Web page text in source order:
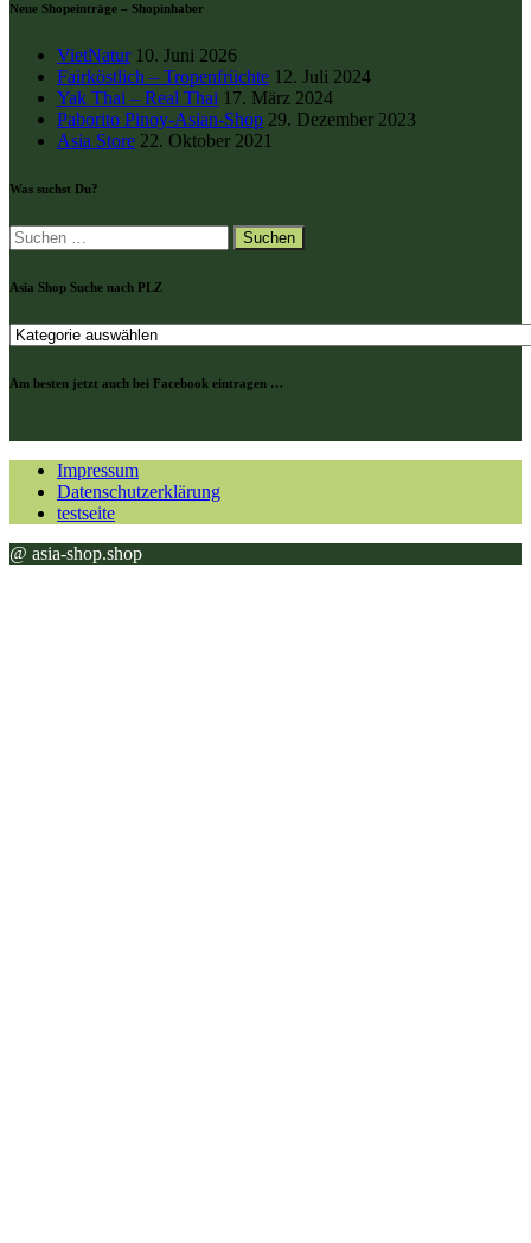
Neue Shopeinträge – Shopinhaber
VietNatur
Fairköstlich – Tropenfrüchte
Yak Thai – Real Thai
Paborito Pinoy-Asian-Shop
Asia Store
Was suchst Du?
Suchen
nach:
Asia Shop Suche nach PLZ
Asia
Suche
Am besten jetzt auch bei Facebook eintragen …
Impressum
Datenschutzerklärung
testseite
@ asia-shop.shop